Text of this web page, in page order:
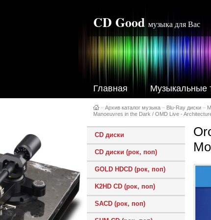
CD Good музыка для Вас
Главная Музыкальные
– Архив каталог музыка – Blu-Ray диски –
Manoeuvres in the Dark / OMD Live -
CD диски
CD диски (рок, поп)
GOLD HDCD (рок, поп)
K2HD CD (рок, поп)
SACD (рок, поп)